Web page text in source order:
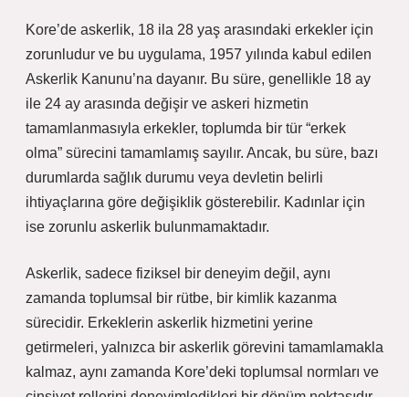
Kore’de askerlik, 18 ila 28 yaş arasındaki erkekler için
zorunludur ve bu uygulama, 1957 yılında kabul edilen
Askerlik Kanunu’na dayanır. Bu süre, genellikle 18 ay
ile 24 ay arasında değişir ve askeri hizmetin
tamamlanmasıyla erkekler, toplumda bir tür “erkek
olma” sürecini tamamlamış sayılır. Ancak, bu süre, bazı
durumlarda sağlık durumu veya devletin belirli
ihtiyaçlarına göre değişiklik gösterebilir. Kadınlar için
ise zorunlu askerlik bulunmamaktadır.
Askerlik, sadece fiziksel bir deneyim değil, aynı
zamanda toplumsal bir rütbe, bir kimlik kazanma
sürecidir. Erkeklerin askerlik hizmetini yerine
getirmeleri, yalnızca bir askerlik görevini tamamlamakla
kalmaz, aynı zamanda Kore’deki toplumsal normları ve